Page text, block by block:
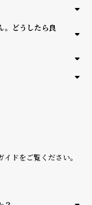
。どうしたら良
ドをご覧ください。